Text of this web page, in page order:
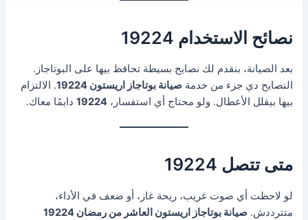
نصائح الاستخدام 19224
بعد الصيانة، بنقدم لك نصايح بسيطة تحافظ بيها على البوتاجاز.
النصايح دي جزء من خدمةصيانة بوتاجاز اريستون 19224
. الالتزام
بيها بيقلل الأعطال. ولو محتاج أي استفسار،19224 دايمًا معاك.
متى تتصل 19224
لو لاحظت أي صوت غريب، ريحة غاز، أو ضعف في الأداء،
متترددش.صيانة بوتاجاز اريستون العاشر من رمضان 19224